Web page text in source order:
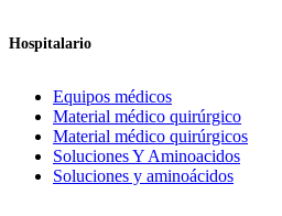
Hospitalario
Equipos médicos
Material médico quirúrgico
Material médico quirúrgicos
Soluciones Y Aminoacidos
Soluciones y aminoácidos